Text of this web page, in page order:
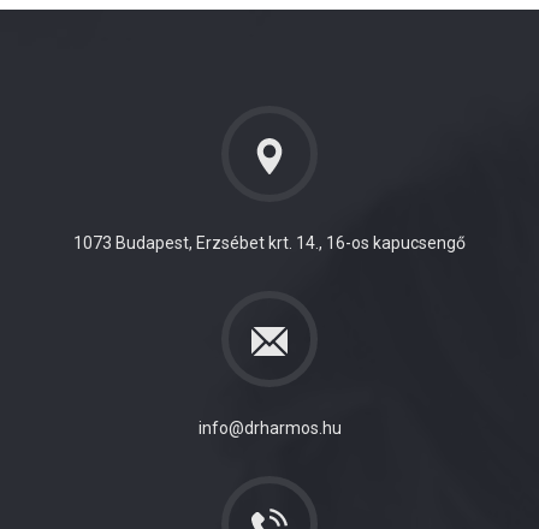
1073 Budapest, Erzsébet krt. 14., 16-os kapucsengő
info@drharmos.hu